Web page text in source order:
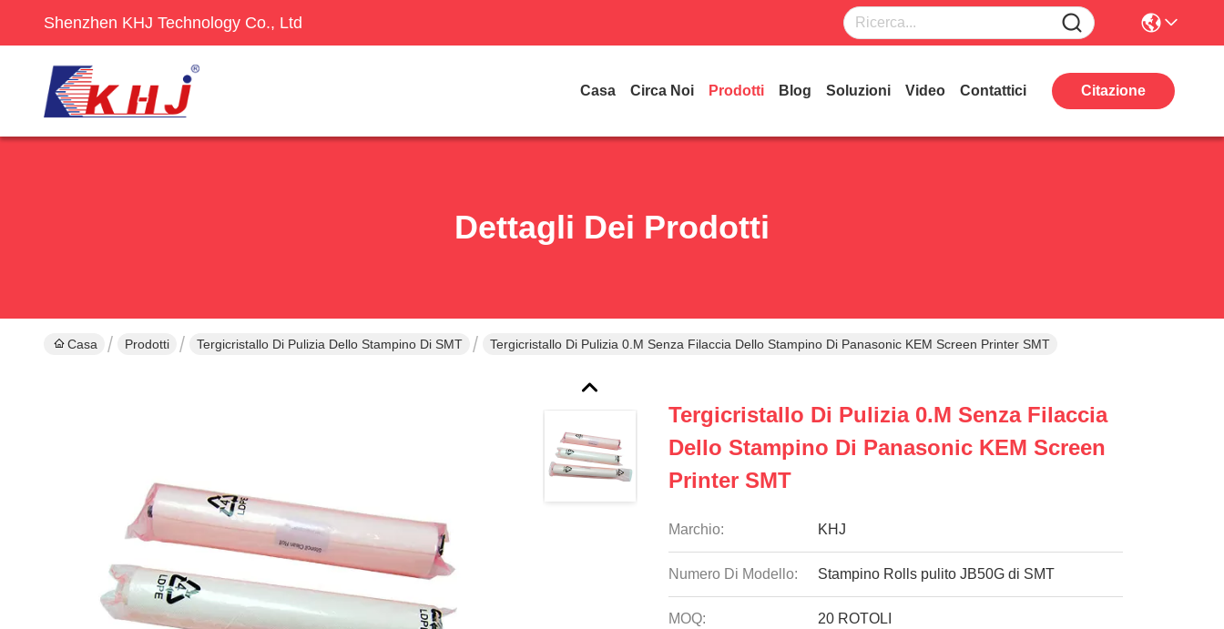
Shenzhen KHJ Technology Co., Ltd
Casa Circa Noi Prodotti Blog Soluzioni Video Contattici Citazione
Dettagli Dei Prodotti
Casa Prodotti Tergicristallo Di Pulizia Dello Stampino Di SMT Tergicristallo Di Pulizia 0.m Senza Filaccia Dello Stampino Di Panasonic KEM Screen Printer SMT
Tergicristallo Di Pulizia 0.m Senza Filaccia
Dello Stampino Di Panasonic KEM Screen
Printer SMT
Marchio: KHJ
Numero Di Modello: Stampino Rolls pulito JB50G di SMT
MOQ: 20 ROTOLI